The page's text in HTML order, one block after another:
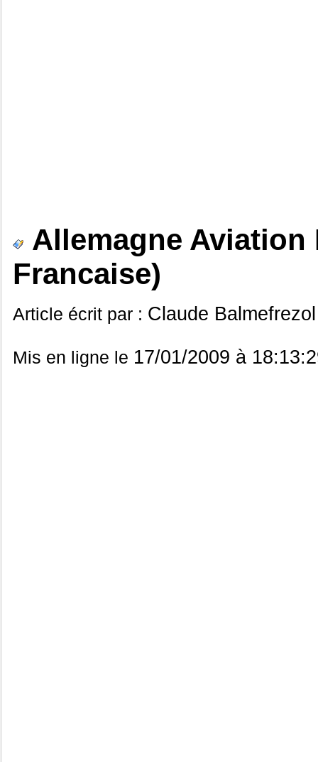
Allemagne Aviation
Francaise)
Article écrit par : Claude Balmefrezol
Mis en ligne le 17/01/2009 à